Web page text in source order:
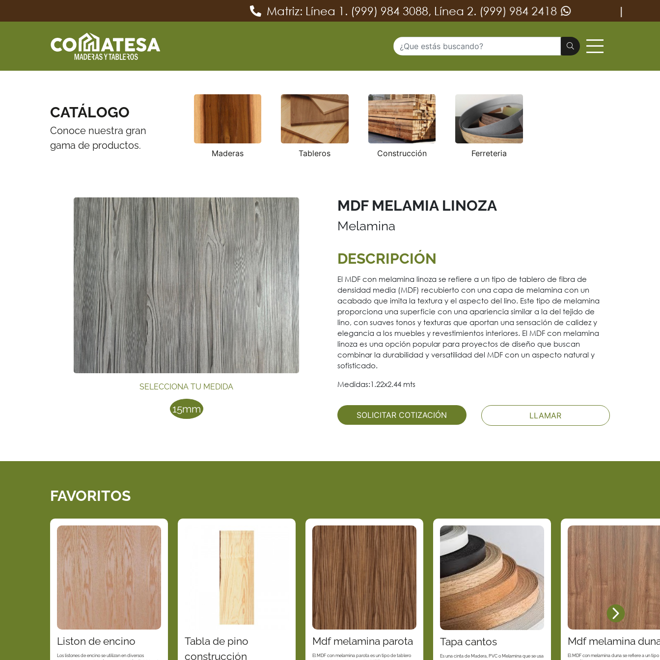
Matriz: Línea 1. (999) 984 3088, Línea 2. (999) 984 2418 |
CATÁLOGO
Conoce nuestra gran
gama de productos.
Maderas Tableros Construcción Ferreteria
SELECCIONA TU MEDIDA
15mm
MDF MELAMIA LINOZA
Melamina
DESCRIPCIÓN
El MDF con melamina linoza se refiere a un tipo de tablero de fibra de
densidad media (MDF) recubierto con una capa de melamina con un
acabado que imita la textura y el aspecto del lino. Este tipo de melamina
proporciona una superficie con una apariencia similar a la del tejido de
lino, con suaves tonos y texturas que aportan una sensación de calidez y
elegancia a los muebles y revestimientos interiores. El MDF con melamina
linoza es una opción popular para proyectos de diseño que buscan
combinar la durabilidad y versatilidad del MDF con un aspecto natural y
sofisticado.
Medidas:1.22x2.44 mts
SOLICITAR COTIZACIÓN LLAMAR
FAVORITOS
Liston de encino
Los listones de encino se utilizan en diversos
Tabla de pino
construcción
Mdf melamina parota
El MDF con melamina parota es un tipo de tablero
Tapa cantos
Es una cinta de Madera, PVC o Melamina que se usa
Mdf melamina
El MDF con melamina duna se refiere a un tipo